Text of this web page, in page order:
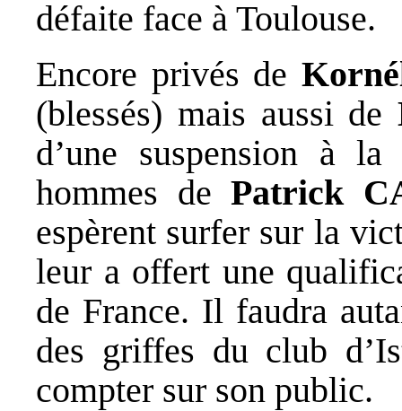
défaite face à Toulouse.
Encore privés de
(blessés) mais aussi de
d’une suspension à
hommes dePatrick
espèrent surfer sur la
leur a offert une
de France. Il faudra
des griffes du club
compter sur son public.